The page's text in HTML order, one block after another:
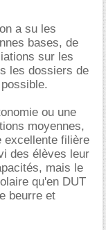
on a su les
bases, de
sur les
les dossiers de
ou une
moyennes,
excellente filière
des élèves leur
mais le
qu'en DUT
beurre et